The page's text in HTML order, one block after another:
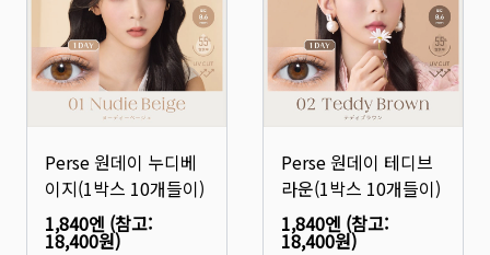
Perse 원데이 누디베
이지(1박스 10개들이)
1,840엔 (참고:
18,400원)
Perse 원데이 테디브
라운(1박스 10개들이)
1,840엔 (참고:
18,400원)